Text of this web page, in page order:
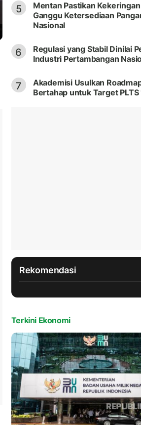
5
Mentan Pastikan
Ganggu Ketersediaan
Nasional
6
Regulasi yang Stabil Dinilai
Industri Pertambangan
7
Akademisi Usulkan
Bertahap untuk Target PLTS
Rekomendasi
Terkini Ekonomi